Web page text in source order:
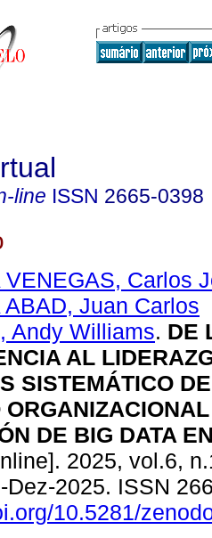
line ISSN 2665-0398
VENEGAS, Carlos
ABAD, Juan Carlos
Andy Williams. DE
AL
SISTEMÁTICO
DE BIG DATA
2025, vol.6,
Dez-2025. ISSN
10.5281/